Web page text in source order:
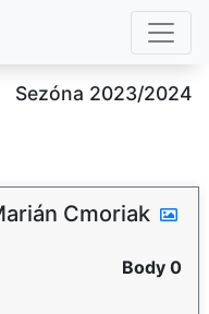
Sezóna 2023/2024
Cmoriak
Body 0